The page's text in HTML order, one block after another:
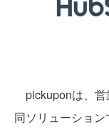
pickuponは、営
同ソリューション